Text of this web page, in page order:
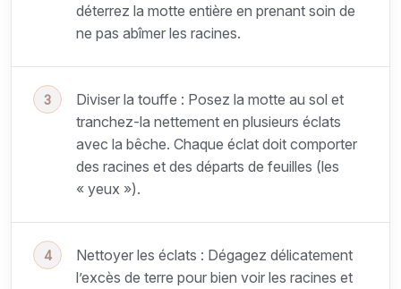
déterrez la motte entière en prenant soin de
ne pas abîmer les racines.
Diviser la touffe : Posez la motte au sol et
tranchez-la nettement en plusieurs éclats
avec la bêche. Chaque éclat doit comporter
des racines et des départs de feuilles (les
« yeux »).
Nettoyer les éclats : Dégagez délicatement
l’excès de terre pour bien voir les racines et